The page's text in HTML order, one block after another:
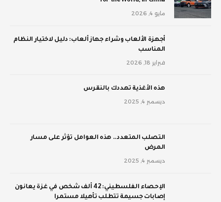
مايو 4, 2026
أجهزة الألعاب وشراء جهاز ألعاب: دليل لاختيار النظام
المناسب
فبراير 18, 2026
‫هذه الأغذية تهددك بالنقرس
ديسمبر 4, 2025
‫التصلب المتعدد.. هذه العوامل تؤثر على مسار
المرض
ديسمبر 4, 2025
الإحصاء الفلسطيني: 42 ألف شخص في غزة يعانون
إصابات جسيمة تتطلب تأهيلا مستمرا